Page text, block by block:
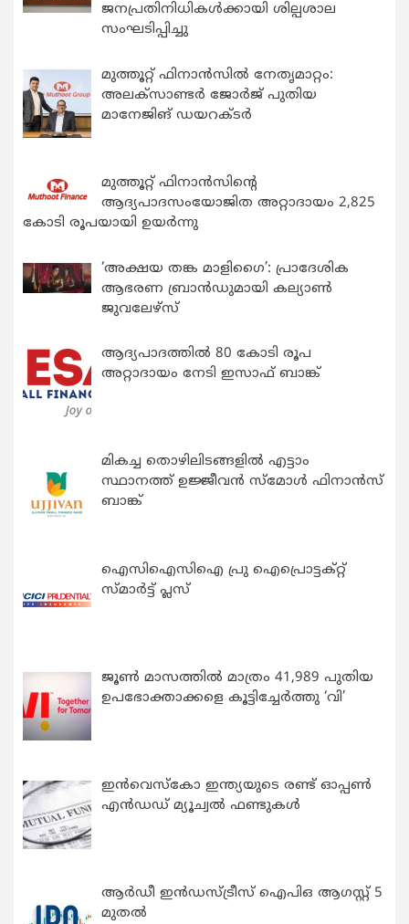
ജനപ്രതിനിധികൾക്കായി ശില്പശാല
സംഘടിപ്പിച്ചു
മുത്തൂറ്റ് ഫിനാൻസിൽ നേതൃമാറ്റം:
അലക്സാണ്ടർ ജോർജ് പുതിയ
മാനേജിങ് ഡയറക്ടർ
മുത്തൂറ്റ് ഫിനാൻസിന്റെ
ആദ്യപാദസംയോജിത അറ്റാദായം 2,825
കോടി രൂപയായി ഉയർന്നു
‘അക്ഷയ തങ്ക മാളിഗൈ’: പ്രാദേശിക
ആഭരണ ബ്രാന്‍ഡുമായി കല്യാണ്‍
ജുവലേഴ്‌സ്
ആദ്യപാദത്തിൽ 80 കോടി രൂപ
അറ്റാദായം നേടി ഇസാഫ് ബാങ്ക്
മികച്ച തൊഴിലിടങ്ങളിൽ എട്ടാം
സ്ഥാനത്ത് ഉജ്ജീവൻ സ്മോൾ ഫിനാൻസ്
ബാങ്ക്
ഐസിഐസിഐ പ്രു ഐപ്രൊട്ടക്റ്റ്
സ്മാർട്ട് പ്ലസ്
ജൂൺ മാസത്തിൽ മാത്രം 41,989 പുതിയ
ഉപഭോക്താക്കളെ കൂട്ടിച്ചേർത്തു ‘വി’
ഇന്‍വെസ്കോ ഇന്ത്യയുടെ രണ്ട് ഓപ്പണ്‍
എന്‍ഡഡ് മ്യൂച്വല്‍ ഫണ്ടുകള്‍
ആർഡീ ഇൻഡസ്ട്രീസ് ഐപിഒ ആഗസ്റ്റ് 5
മുതൽ